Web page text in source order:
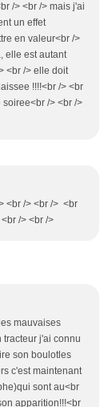
/> <br /> mais j'ai
un effet
en valeur<br />
elle est autant
<br /> elle doit
!!!!<br /> <br
/> <br />
<br /> <br /> <br
/> <br />
mauvaises
tracteur j'ai connu
son boulotles
c'est maintenant
sont au<br
apparition!!!<br